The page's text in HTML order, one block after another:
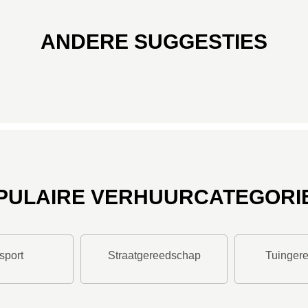
ANDERE SUGGESTIES
Straatgereedschap